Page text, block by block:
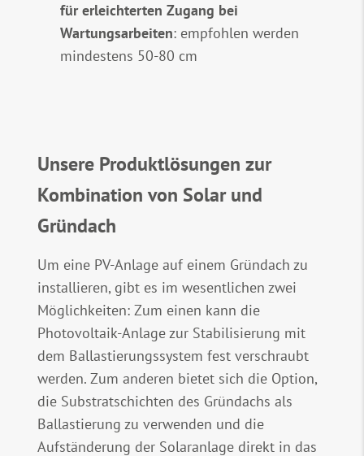
für erleichterten Zugang bei
Wartungsarbeiten: empfohlen werden
mindestens 50-80 cm
Unsere Produktlösungen zur
Kombination von Solar und
Gründach
Um eine PV-Anlage auf einem Gründach zu
installieren, gibt es im wesentlichen zwei
Möglichkeiten: Zum einen kann die
Photovoltaik-Anlage zur Stabilisierung mit
dem Ballastierungssystem fest verschraubt
werden. Zum anderen bietet sich die Option,
die Substratschichten des Gründachs als
Ballastierung zu verwenden und die
Aufständerung der Solaranlage direkt in das